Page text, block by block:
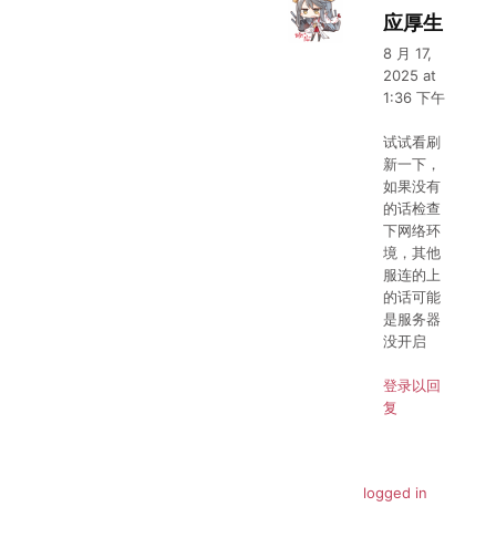
应厚生
8 月 17,
2025 at
1:36 下午
试试看刷
新一下，
如果没有
的话检查
下网络环
境，其他
服连的上
的话可能
是服务器
没开启
登录以回
复
logged in